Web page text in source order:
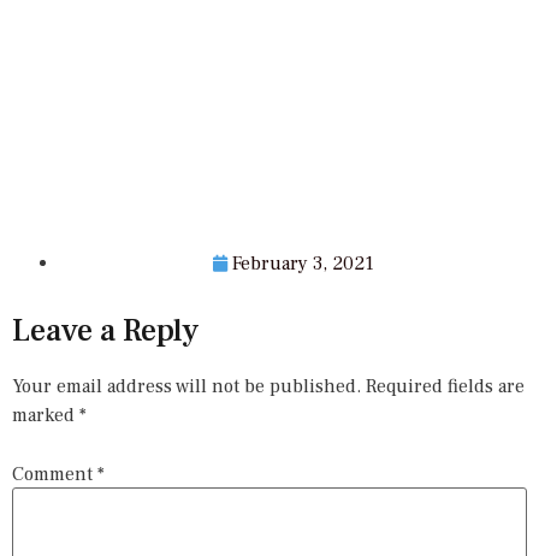
February 3, 2021
Leave a Reply
Your email address will not be published. Required fields are
marked *
Comment *